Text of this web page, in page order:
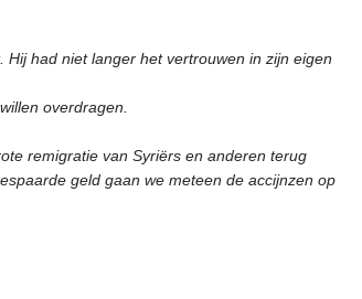
had niet langer het vertrouwen in zijn eigen
overdragen.
remigratie van Syriërs en anderen terug
geld gaan we meteen de accijnzen op